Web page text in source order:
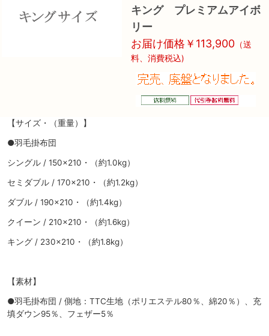
キング プレミアムアイボ
リー
お届け価格￥113,900 （送
料、消費税込)
【サイズ・（重量）】
●羽毛掛布団
シングル / 150×210・（約1.0kg）
セミダブル / 170×210・（約1.2kg）
ダブル / 190×210・（約1.4kg）
クイーン / 210×210・（約1.6kg）
キング / 230×210・（約1.8kg）
【素材】
●羽毛掛布団 / 側地：TTC生地（ポリエステル80％、綿20％）、充
填ダウン95％、フェザー5％